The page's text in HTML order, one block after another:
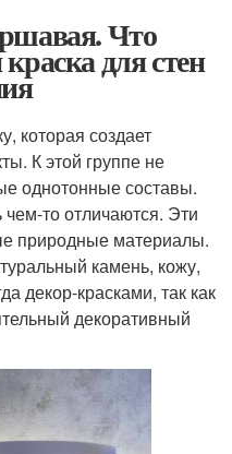
Что
для стен
которая создает
К этой группе не
однотонные составы.
чем-то отличаются. Эти
природные материалы.
камень, кожу,
декор-красками, так как
декоративный